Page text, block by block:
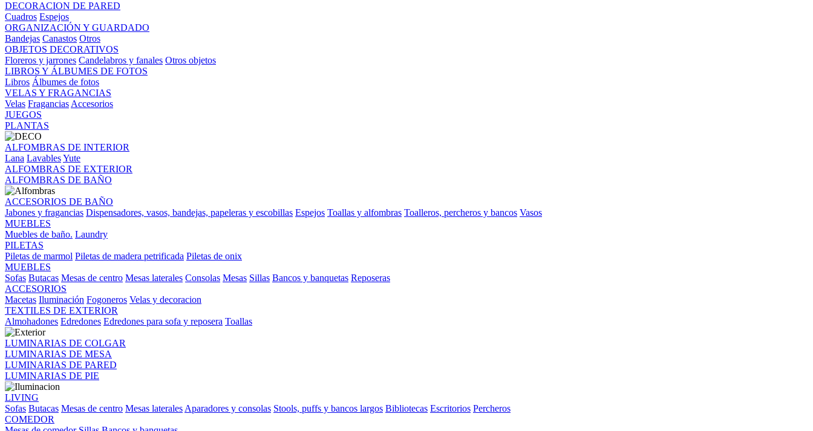
DECORACION DE PARED
Cuadros Espejos
ORGANIZACIÓN Y GUARDADO
Bandejas Canastos Otros
OBJETOS DECORATIVOS
Floreros y jarrones Candelabros y fanales Otros objetos
LIBROS Y ÁLBUMES DE FOTOS
Libros Álbumes de fotos
VELAS Y FRAGANCIAS
Velas Fragancias Accesorios
JUEGOS
PLANTAS
ALFOMBRAS DE INTERIOR
Lana LavablesYute
ALFOMBRAS DE EXTERIOR
ALFOMBRAS DE BAÑO
ACCESORIOS DE BAÑO
Jabones y fragancias Dispensadores, vasos, bandejas, papeleras y escobillas Espejos Toallas y alfombras Toalleros, percheros y bancos Vasos
MUEBLES
Muebles de baño. Laundry
PILETAS
Piletas de marmol Piletas de madera petrificada Piletas de onix
MUEBLES
Sofas Butacas Mesas de centro Mesas laterales Consolas Mesas Sillas Bancos y banquetas Reposeras
ACCESORIOS
Macetas Iluminación Fogoneros Velas y decoracion
TEXTILES DE EXTERIOR
Almohadones Edredones Edredones para sofa y reposera Toallas
LUMINARIAS DE COLGAR
LUMINARIAS DE MESA
LUMINARIAS DE PARED
LUMINARIAS DE PIE
LIVING
Sofas Butacas Mesas de centro Mesas laterales Aparadores y consolas Stools, puffs y bancos largos Bibliotecas Escritorios Percheros
COMEDOR